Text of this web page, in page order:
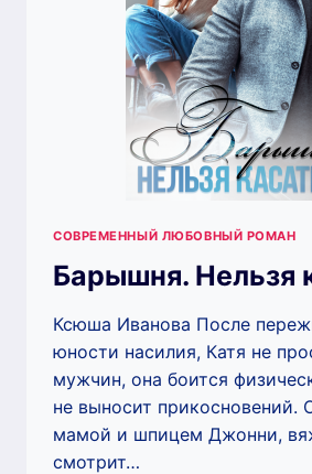
СОВРЕМЕННЫЙ ЛЮБОВНЫЙ РОМАН
Барышня. Нельзя
Ксюша Иванова После
юности насилия, Катя не
мужчин, она боится
не выносит прикосновений.
мамой и шпицем Джонни,
смотрит…